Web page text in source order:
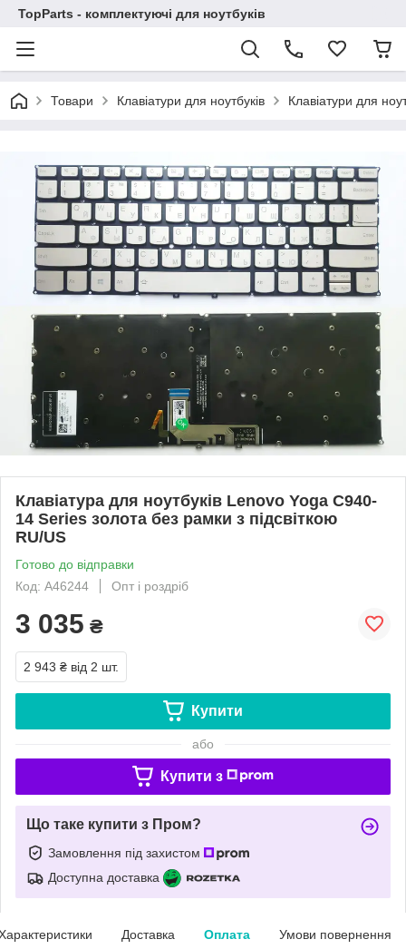
TopParts - комплектуючі для ноутбуків
Товари Клавіатури для ноутбуків Клавіатури для
Клавіатура для ноутбуків Lenovo Yoga C940-
14 Series золота без рамки з підсвіткою
RU/US
Готово до відправки
Код: A46244
Опт і роздріб
3 035 ₴
2 943 ₴ від 2 шт.
Купити
або
Купити з
Що таке купити з Пром?
Замовлення під захистом
Доступна доставка
Доставка Оплата Умови повернення